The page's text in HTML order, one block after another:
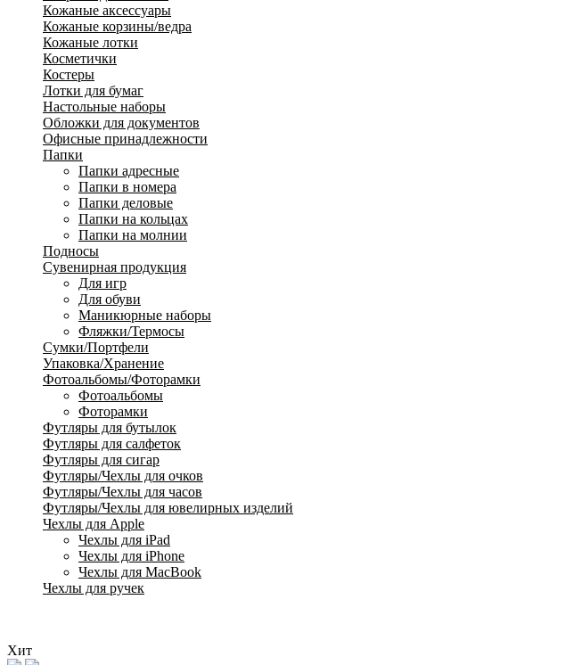
Кожаные аксессуары
Кожаные корзины/ведра
Кожаные лотки
Косметички
Костеры
Лотки для бумаг
Настольные наборы
Обложки для документов
Офисные принадлежности
Папки
Папки адресные
Папки в номера
Папки деловые
Папки на кольцах
Папки на молнии
Подносы
Сувенирная продукция
Для игр
Для обуви
Маникюрные наборы
Фляжки/Термосы
Сумки/Портфели
Упаковка/Хранение
Фотоальбомы/Фоторамки
Фотоальбомы
Фоторамки
Футляры для бутылок
Футляры для салфеток
Футляры для сигар
Футляры/Чехлы для очков
Футляры/Чехлы для часов
Футляры/Чехлы для ювелирных изделий
Чехлы для Apple
Чехлы для iPad
Чехлы для iPhone
Чехлы для MacBook
Чехлы для ручек
Хит